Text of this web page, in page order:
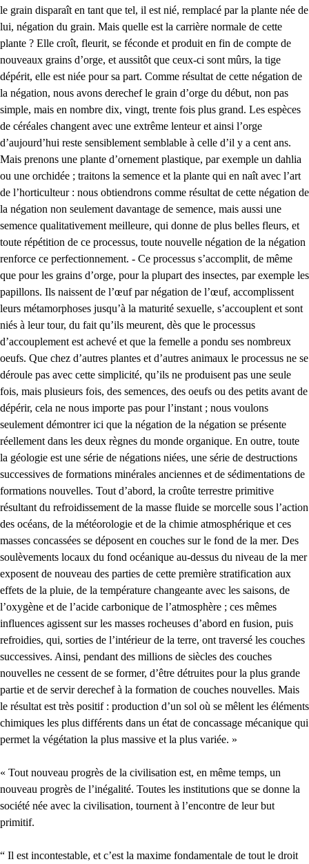
le grain disparaît en tant que tel, il est nié, remplacé par la plante née de
lui, négation du grain. Mais quelle est la carrière normale de cette
plante ? Elle croît, fleurit, se féconde et produit en fin de compte de
nouveaux grains d’orge, et aussitôt que ceux-ci sont mûrs, la tige
dépérit, elle est niée pour sa part. Comme résultat de cette négation de
la négation, nous avons derechef le grain d’orge du début, non pas
simple, mais en nombre dix, vingt, trente fois plus grand. Les espèces
de céréales changent avec une extrême lenteur et ainsi l’orge
d’aujourd’hui reste sensiblement semblable à celle d’il y a cent ans.
Mais prenons une plante d’ornement plastique, par exemple un dahlia
ou une orchidée ; traitons la semence et la plante qui en naît avec l’art
de l’horticulteur : nous obtiendrons comme résultat de cette négation de
la négation non seulement davantage de semence, mais aussi une
semence qualitativement meilleure, qui donne de plus belles fleurs, et
toute répétition de ce processus, toute nouvelle négation de la négation
renforce ce perfectionnement. - Ce processus s’accomplit, de même
que pour les grains d’orge, pour la plupart des insectes, par exemple les
papillons. Ils naissent de l’œuf par négation de l’œuf, accomplissent
leurs métamorphoses jusqu’à la maturité sexuelle, s’accouplent et sont
niés à leur tour, du fait qu’ils meurent, dès que le processus
d’accouplement est achevé et que la femelle a pondu ses nombreux
oeufs. Que chez d’autres plantes et d’autres animaux le processus ne se
déroule pas avec cette simplicité, qu’ils ne produisent pas une seule
fois, mais plusieurs fois, des semences, des oeufs ou des petits avant de
dépérir, cela ne nous importe pas pour l’instant ; nous voulons
seulement démontrer ici que la négation de la négation se présente
réellement dans les deux règnes du monde organique. En outre, toute
la géologie est une série de négations niées, une série de destructions
successives de formations minérales anciennes et de sédimentations de
formations nouvelles. Tout d’abord, la croûte terrestre primitive
résultant du refroidissement de la masse fluide se morcelle sous l’action
des océans, de la météorologie et de la chimie atmosphérique et ces
masses concassées se déposent en couches sur le fond de la mer. Des
soulèvements locaux du fond océanique au-dessus du niveau de la mer
exposent de nouveau des parties de cette première stratification aux
effets de la pluie, de la température changeante avec les saisons, de
l’oxygène et de l’acide carbonique de l’atmosphère ; ces mêmes
influences agissent sur les masses rocheuses d’abord en fusion, puis
refroidies, qui, sorties de l’intérieur de la terre, ont traversé les couches
successives. Ainsi, pendant des millions de siècles des couches
nouvelles ne cessent de se former, d’être détruites pour la plus grande
partie et de servir derechef à la formation de couches nouvelles. Mais
le résultat est très positif : production d’un sol où se mêlent les éléments
chimiques les plus différents dans un état de concassage mécanique qui
permet la végétation la plus massive et la plus variée. »
« Tout nouveau progrès de la civilisation est, en même temps, un
nouveau progrès de l’inégalité. Toutes les institutions que se donne la
société née avec la civilisation, tournent à l’encontre de leur but
primitif.
“ Il est incontestable, et c’est la maxime fondamentale de tout le droit